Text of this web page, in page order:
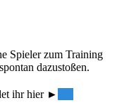
Spieler zum Training
dazustoßen.
ihr hier ►